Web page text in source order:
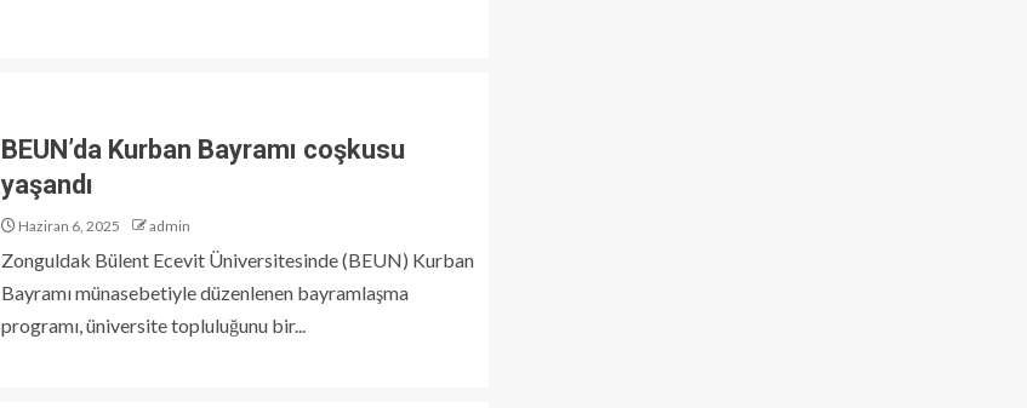
BEUN’da Kurban Bayramı coşkusu
yaşandı
Haziran 6, 2025 admin
Zonguldak Bülent Ecevit Üniversitesinde (BEUN) Kurban
Bayramı münasebetiyle düzenlenen bayramlaşma
programı, üniversite topluluğunu bir...